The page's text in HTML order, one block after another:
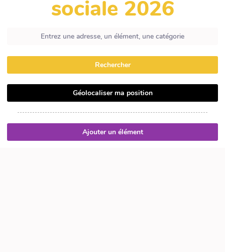
sociale 2026
Rechercher
Géolocaliser ma position
Ajouter un élément